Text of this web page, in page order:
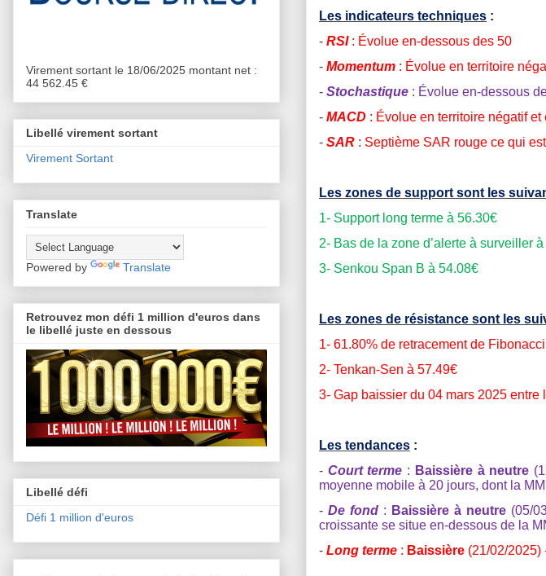
Les indicateurs techniques :
- RSI: Évolue en-dessous des 50
- Momentum : Évolue en territoire
- Stochastique : Évolue en-dessous
- MACD : Évolue en territoire négatif et
- SAR : Septième SAR rouge ce qui
Les zones de support sont les
1- Support long terme à 56.30€
2- Bas de la zone d’alerte à surveiller
3- Senkou Span B à 54.08€
Les zones de résistance sont les
1- 61.80% de retracement de
2- Tenkan-Sen à 57.49€
3- Gap baissier du 04 mars 2025 entre
Les tendances :
- Court terme : Baissière à neutre
moyenne mobile à 20 jours, dont la
- De fond: Baissière à neutre(05/
croissante se situe en-dessous de la
- Long terme : Baissière (21/02/2025)
Virement sortant le 18/06/2025 montant net :
44 562.45 €
Libellé virement sortant
Virement Sortant
Translate
Powered by Translate
Retrouvez mon défi 1 million d'euros dans
le libellé juste en dessous
Libellé défi
Défi 1 million d'euros